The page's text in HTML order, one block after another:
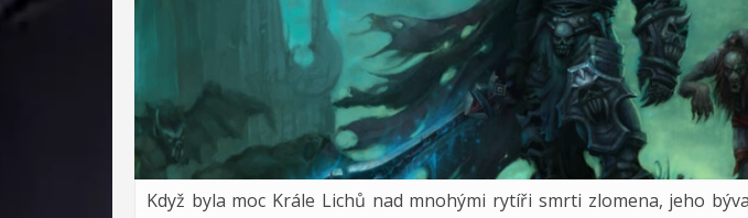
Když byla moc Krále Lichů nad mnohými rytíři smrti zlomena, jeho